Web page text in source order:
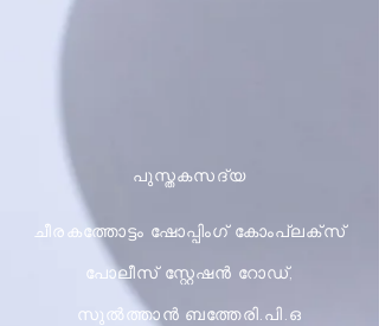
പുസ്തകസദ്യ
ചീരകത്തോട്ടം ഷോപ്പിംഗ് കോംപ്ലക്സ്
പോലീസ് സ്റ്റേഷൻ റോഡ്,
സുൽത്താൻ ബത്തേരി.പി.ഒ